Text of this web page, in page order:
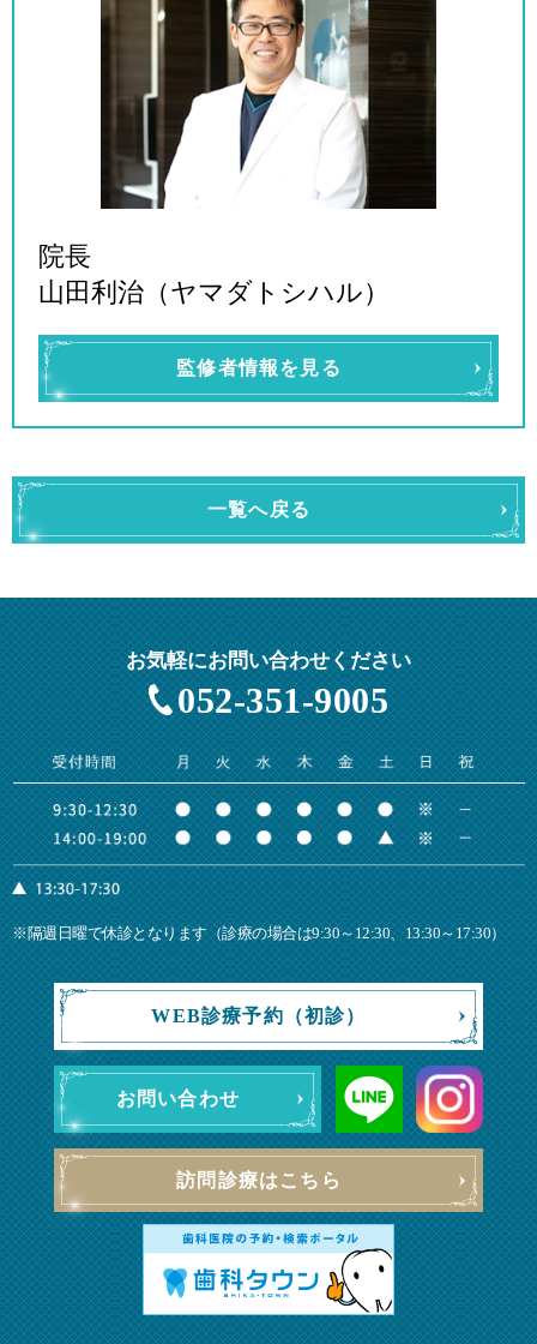
院長
山田利治（ヤマダトシハル）
監修者情報を見る
一覧へ戻る
お気軽にお問い合わせください
052-351-9005
※隔週日曜で休診となります（診療の場合は9:30～12:30、13:30～17:30）
WEB診療予約（初診）
お問い合わせ
訪問診療はこちら